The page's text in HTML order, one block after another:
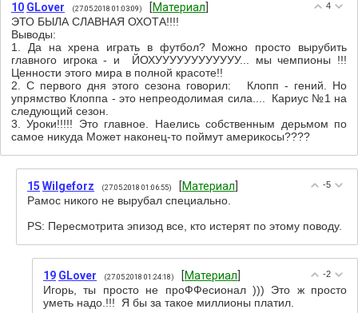
4
10 GLover (27.05.2018 01:03:09) [Материал
ЭТО БЫЛА СЛАВНАЯ ОХОТА!!!!
Выводы:
1. Да на хрена играть в футбол? Можно просто вырубить
главного игрока - и ЙОХУУУУУУУУУУУУ... мы чемпионы !!!
Ценности этого мира в полной красоте!!
2. С первого дня этого сезона говорил: Клопп - гений. Но
упрямство Клоппа - это непреодолимая сила.... Кариус №1 на
следующий сезон.
3. Уроки!!!!! Это главное. Наелись собственным дерьмом по
самое никуда Может наконец-то поймут америкосы????
-5
15 Wilgeforz (27.05.2018 01:06:55) [Материал
Рамос никого не вырубал специально.
PS: Пересмотрита эпизод все, кто истерят по этому поводу.
-2
19 GLover (27.05.2018 01:24:18) [Материал
Игорь, ты просто не проФФесионал ))) Это ж просто
уметь надо.!!! Я бы за такое миллионы платил.